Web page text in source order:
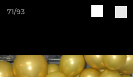
71/93